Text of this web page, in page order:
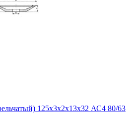
125х3х2х13х32 АС4 80/63